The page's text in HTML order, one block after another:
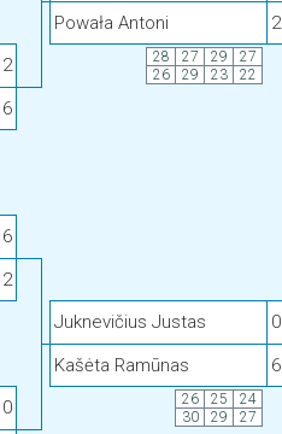
Powała Antoni
2
2 28 27 29
27
26
29 23 22
6
6
2
Juknevičius Justas
0
Kašėta Ramūnas
6
0 26 25
24
30
29 27